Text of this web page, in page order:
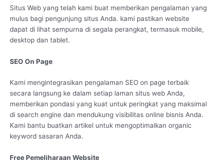
Situs Web yang telah kami buat memberikan pengalaman yang
mulus bagi pengunjung situs Anda. kami pastikan website
dapat di lihat sempurna di segala perangkat, termasuk mobile,
desktop dan tablet.
SEO On Page
Kami mengintegrasikan pengalaman SEO on page terbaik
secara langsung ke dalam setiap laman situs web Anda,
memberikan pondasi yang kuat untuk peringkat yang maksimal
di search engine dan mendukung visibilitas online bisnis Anda.
Kami bantu buatkan artikel untuk mengoptimalkan organic
keyword sasaran Anda.
Free Pemeliharaan Website